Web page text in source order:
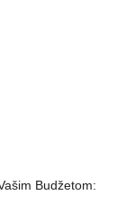
Budžetom: